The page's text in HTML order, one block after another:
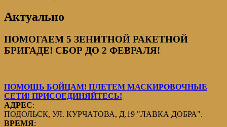
Актуально
ПОМОГАЕМ 5 ЗЕНИТНОЙ РАКЕТНОЙ
БРИГАДЕ! СБОР ДО 2 ФЕВРАЛЯ!
ПОМОЩЬ БОЙЦАМ! ПЛЕТЕМ МАСКИРОВОЧНЫЕ
СЕТИ! ПРИСОЕДИНЯЙТЕСЬ!
АДРЕС:
ПОДОЛЬСК, УЛ. КУРЧАТОВА, Д.19 "ЛАВКА ДОБРА".
ВРЕМЯ: